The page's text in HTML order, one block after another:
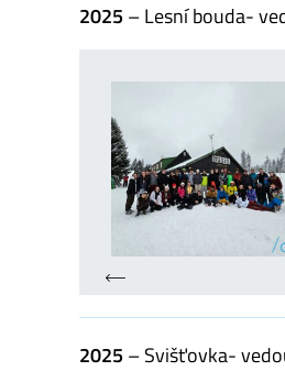
2025 – Lesní bouda-
2025 – Svišťovka-